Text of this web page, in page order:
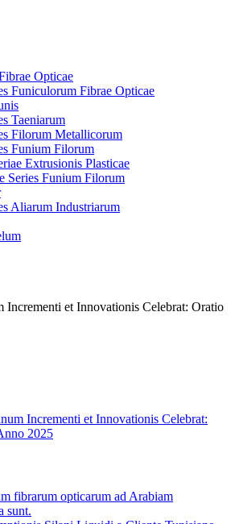
Opticae
Funiculorum Fibrae Opticae
Taeniarum
Filorum Metallicorum
Funium Filorum
Extrusionis Plasticae
Series Funium Filorum
Aliarum Industriarum
Incrementi et Innovationis Celebrat:
2025
fibrarum opticarum ad Arabiam
sunt.